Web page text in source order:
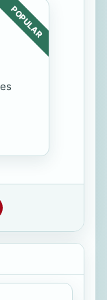
POPULAR